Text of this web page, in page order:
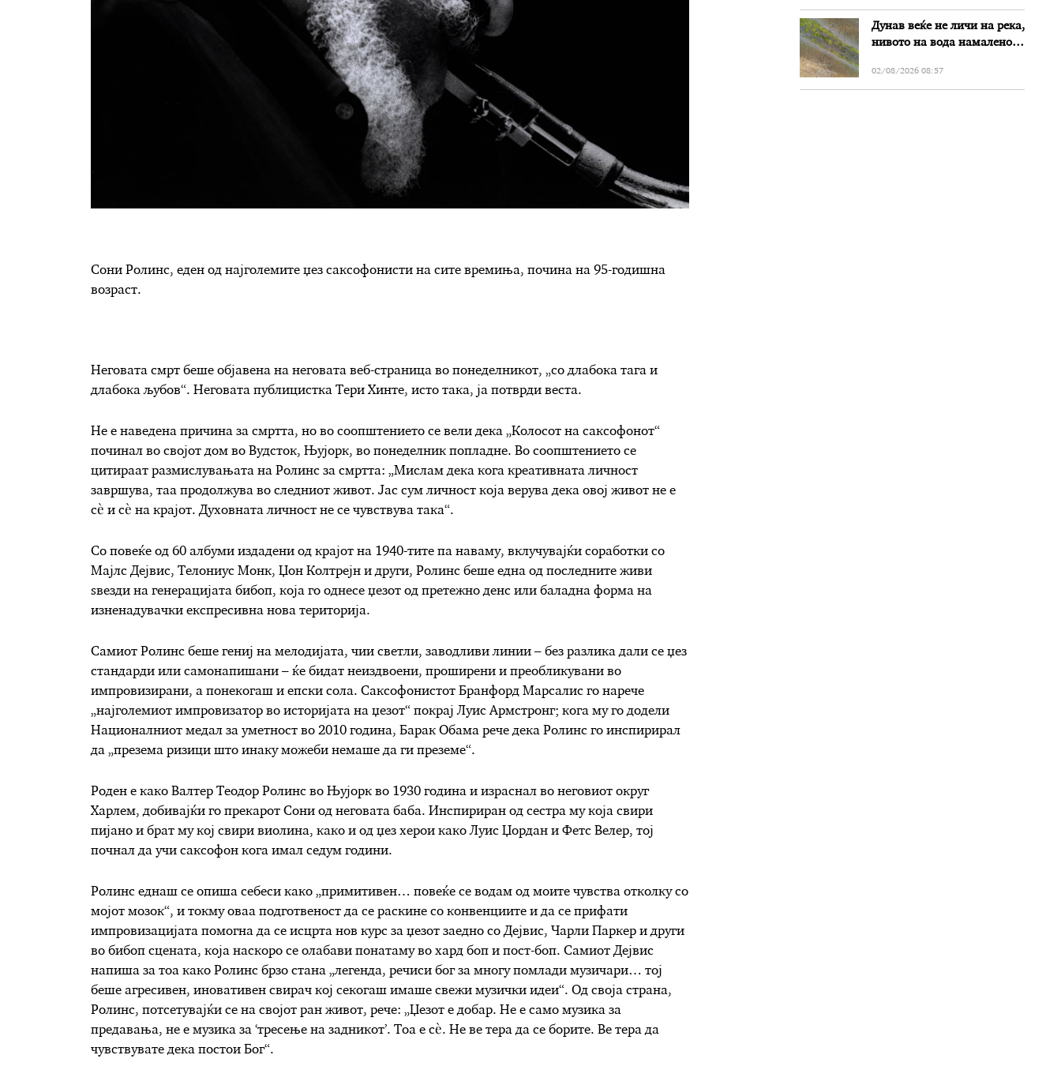
Сони Ролинс, еден од најголемите џез саксофонисти на сите времиња, почина на 95-годишна
возраст.
Неговата смрт беше објавена на неговата веб-страница во понеделникот, „со длабока тага и
длабока љубов“. Неговата публицистка Тери Хинте, исто така, ја потврди веста.
Не е наведена причина за смртта, но во соопштението се вели дека „Колосот на саксофонот“
починал во својот дом во Вудсток, Њујорк, во понеделник попладне. Во соопштението се
цитираат размислувањата на Ролинс за смртта: „Мислам дека кога креативната личност
завршува, таа продолжува во следниот живот. Јас сум личност која верува дека овој живот не е
сè и сè на крајот. Духовната личност не се чувствува така“.
Со повеќе од 60 албуми издадени од крајот на 1940-тите па наваму, вклучувајќи соработки со
Мајлс Дејвис, Телониус Монк, Џон Колтрејн и други, Ролинс беше една од последните живи
ѕвезди на генерацијата бибоп, која го однесе џезот од претежно денс или баладна форма на
изненадувачки експресивна нова територија.
Самиот Ролинс беше гениј на мелодијата, чии светли, заводливи линии – без разлика дали се џез
стандарди или самонапишани – ќе бидат неиздвоени, проширени и преобликувани во
импровизирани, а понекогаш и епски сола. Саксофонистот Бранфорд Марсалис го нарече
„најголемиот импровизатор во историјата на џезот“ покрај Луис Армстронг; кога му го додели
Националниот медал за уметност во 2010 година, Барак Обама рече дека Ролинс го инспирирал
да „презема ризици што инаку можеби немаше да ги преземе“.
Роден е како Валтер Теодор Ролинс во Њујорк во 1930 година и израснал во неговиот округ
Харлем, добивајќи го прекарот Сони од неговата баба. Инспириран од сестра му која свири
пијано и брат му кој свири виолина, како и од џез херои како Луис Џордан и Фетс Велер, тој
почнал да учи саксофон кога имал седум години.
Ролинс еднаш се опиша себеси како „примитивен… повеќе се водам од моите чувства отколку со
мојот мозок“, и токму оваа подготвеност да се раскине со конвенциите и да се прифати
импровизацијата помогна да се исцрта нов курс за џезот заедно со Дејвис, Чарли Паркер и други
во бибоп сцената, која наскоро се олабави понатаму во хард боп и пост-боп. Самиот Дејвис
напиша за тоа како Ролинс брзо стана „легенда, речиси бог за многу помлади музичари… тој
беше агресивен, иновативен свирач кој секогаш имаше свежи музички идеи“. Од своја страна,
Ролинс, потсетувајќи се на својот ран живот, рече: „Џезот е добар. Не е само музика за
предавања, не е музика за ‘тресење на задникот’. Тоа е сè. Не ве тера да се борите. Ве тера да
чувствувате дека постои Бог“.
„Битола“, стои во
вештачењето на
обвинителството
Дунав веќе не личи на река,
нивото на вода намалено
Бугарија
02/08/2026 08:57